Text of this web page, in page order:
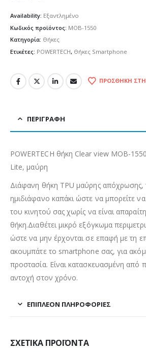
Availability: Εξαντλημένο
Κωδικός προϊόντος: MOB-1550
Κατηγορία: Θήκες
Ετικέτες: POWERTECH, Θήκες Smartphone
ΠΡΟΣΘΉΚΗ ΣΤΗ
ΠΕΡΙΓΡΑΦΉ
POWERTECH θήκη Clear view MOB-
Lite, μαύρη
Διάφανη θήκη TPU μαύρης
ημιδιάφανο καπάκι ώστε να μπορείτε
του κινητού σας χωρίς να είναι
θήκη.Διαθέτει μικρό εξόγκωμα
ώστε να μην έρχονται σε επαφή με τη
ακουμπάτε το smartphone σας, για
προστασία. Είναι κατασκευασμένη από
αντοχή στον χρόνο.
ΕΠΙΠΛΈΟΝ ΠΛΗΡΟΦΟΡΊΕΣ
ΣΧΕΤΙΚΆ ΠΡΟΪΌΝΤΑ